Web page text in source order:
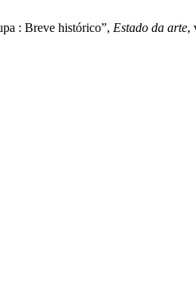
: Breve histórico”, Estado da arte,